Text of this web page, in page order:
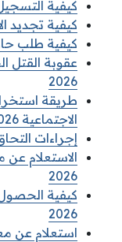
كيفية التسجيل
كيفية تجديد
كيفية طلب
عقوبة القتل
2026
طريقة
الاجتماعية 2026
إجراءات التحاق
الاستعلام عن
2026
كيفية
2026
استعلام عن